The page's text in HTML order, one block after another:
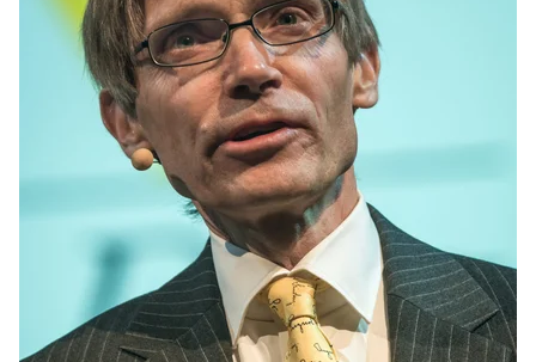
YUKIKO OCH PATRIK MÖTER
UTMÄRKELSER
KONTAKT
PRESSKONTAKT